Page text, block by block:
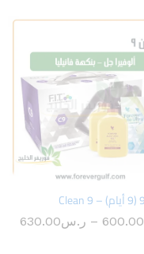
600.00
– ر.س630.00